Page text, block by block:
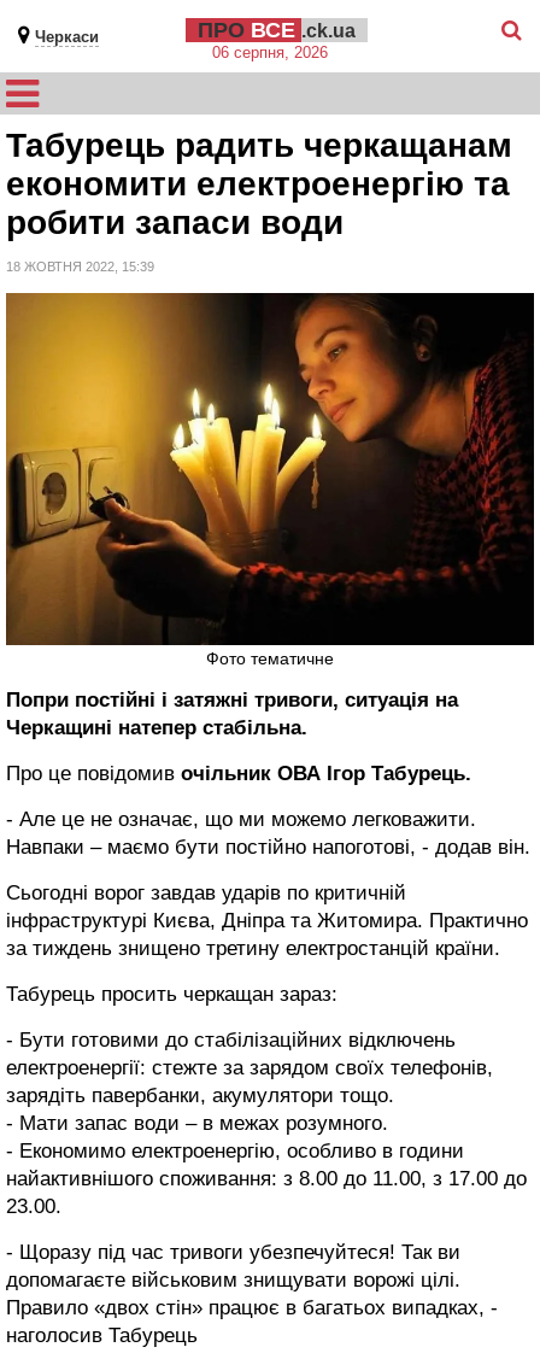
Черкаси ПРО ВСЕ .ck.ua
06 серпня, 2026
Табурець радить черкащанам
економити електроенергію та
робити запаси води
18 ЖОВТНЯ 2022, 15:39
Фото тематичне
Попри постійні і затяжні тривоги, ситуація на
Черкащині натепер стабільна.
Про це повідомив очільник ОВА Ігор Табурець.
- Але це не означає, що ми можемо легковажити.
Навпаки – маємо бути постійно напоготові, - додав він.
Сьогодні ворог завдав ударів по критичній
інфраструктурі Києва, Дніпра та Житомира. Практично
за тиждень знищено третину електростанцій країни.
Табурець просить черкащан зараз:
- Бути готовими до стабілізаційних відключень
електроенергії: стежте за зарядом своїх телефонів,
зарядіть павербанки, акумулятори тощо.
- Мати запас води – в межах розумного.
- Економимо електроенергію, особливо в години
найактивнішого споживання: з 8.00 до 11.00, з 17.00 до
23.00.
- Щоразу під час тривоги убезпечуйтеся! Так ви
допомагаєте військовим знищувати ворожі цілі.
Правило «двох стін» працює в багатьох випадках, -
наголосив Табурець